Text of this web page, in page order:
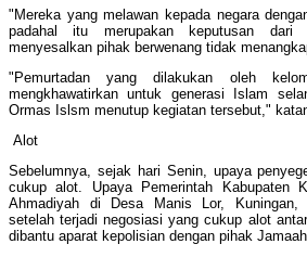
"Mereka yang melawan kepada negara
padahal itu merupakan keputusan dari
menyesalkan pihak berwenang tidak
"Pemurtadan yang dilakukan oleh
mengkhawatirkan untuk generasi Islam
Ormas Islsm menutup kegiatan tersebut,"
Alot
Sebelumnya, sejak hari Senin, upaya
cukup alot. Upaya Pemerintah Kabupaten
Ahmadiyah di Desa Manis Lor, Kuningan,
setelah terjadi negosiasi yang cukup alot
dibantu aparat kepolisian dengan pihak